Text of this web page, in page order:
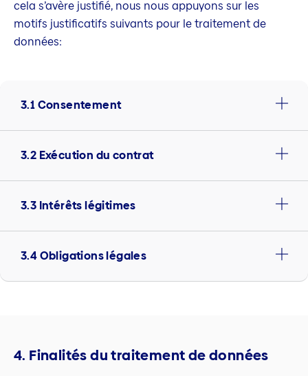
cela s’avère justifié, nous nous appuyons sur les
motifs justificatifs suivants pour le traitement de
données:
3.1 Consentement
3.2 Exécution du contrat
3.3 Intérêts légitimes
3.4 Obligations légales
4. Finalités du traitement de données